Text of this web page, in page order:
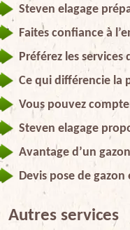
Steven elagage
Faites confiance à
Préférez les
Ce qui différencie la
Vous pouvez
Steven elagage
Avantage d’un
Devis pose de gazon
Autres services